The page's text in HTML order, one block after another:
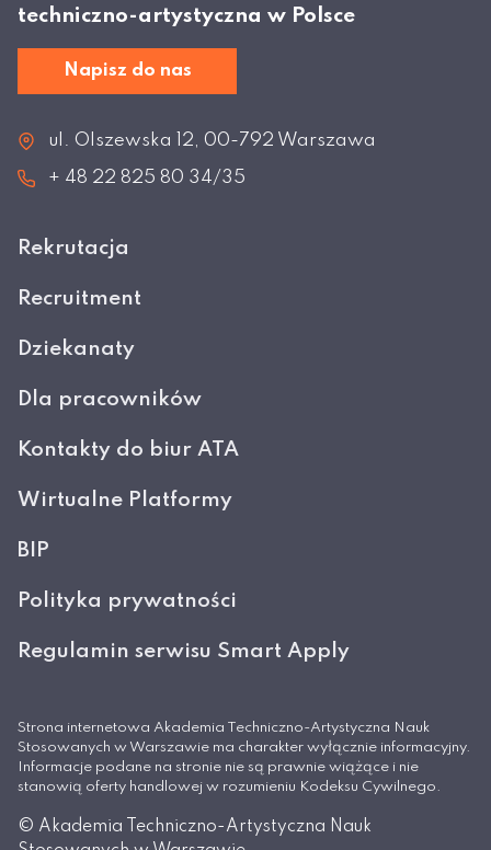
techniczno-artystyczna w Polsce
Napisz do nas
ul. Olszewska 12, 00-792 Warszawa
+ 48 22 825 80 34/35
Rekrutacja
Recruitment
Dziekanaty
Dla pracowników
Kontakty do biur ATA
Wirtualne Platformy
BIP
Polityka prywatności
Regulamin serwisu Smart Apply
Strona internetowa Akademia Techniczno-Artystyczna Nauk
Stosowanych w Warszawie ma charakter wyłącznie informacyjny.
Informacje podane na stronie nie są prawnie wiążące i nie
stanowią oferty handlowej w rozumieniu Kodeksu Cywilnego.
© Akademia Techniczno-Artystyczna Nauk